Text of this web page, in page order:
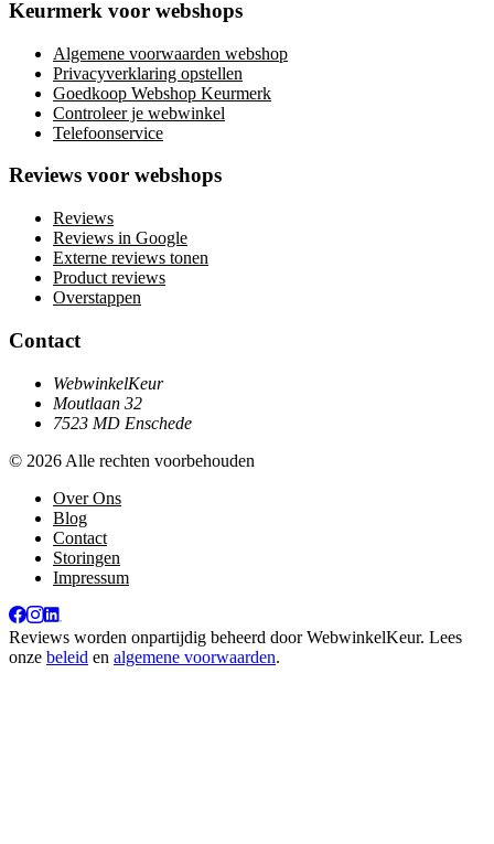
Keurmerk voor webshops
Algemene voorwaarden webshop
Privacyverklaring opstellen
Goedkoop Webshop Keurmerk
Controleer je webwinkel
Telefoonservice
Reviews voor webshops
Reviews
Reviews in Google
Externe reviews tonen
Product reviews
Overstappen
Contact
WebwinkelKeur
Moutlaan 32
7523 MD Enschede
© 2026 Alle rechten voorbehouden
Over Ons
Blog
Contact
Storingen
Impressum
Reviews worden onpartijdig beheerd doorWebwinkelKeur. Lees
onze beleid en algemene voorwaarden.